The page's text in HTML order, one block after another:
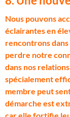
Nous pouvons
éclairantes en
rencontrons
perdre notre
dans nos
spécialement
membre peut
démarche est
car elle fortifie